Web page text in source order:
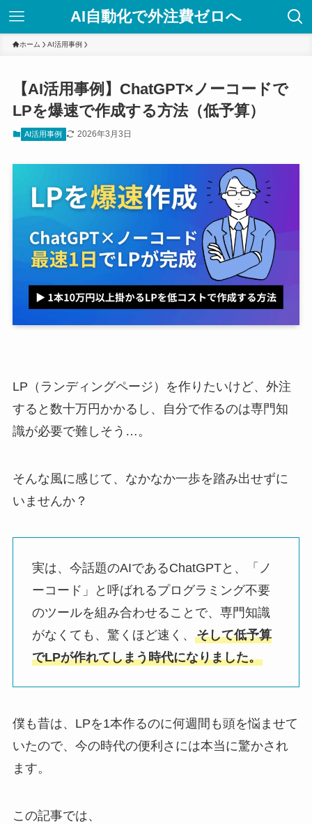
AI自動化で外注費ゼロへ
ホーム AI活用事例
【AI活用事例】ChatGPT×ノーコードで
LPを爆速で作成する方法（低予算）
AI活用事例 2026年3月3日
LP（ランディングページ）を作りたいけど、外注
すると数十万円かかるし、自分で作るのは専門知
識が必要で難しそう…。
そんな風に感じて、なかなか一歩を踏み出せずに
いませんか？
実は、今話題のAIであるChatGPTと、「ノ
ーコード」と呼ばれるプログラミング不要
のツールを組み合わせることで、専門知識
がなくても、驚くほど速く、 そして低予算
でLPが作れてしまう時代になりました。
僕も昔は、LPを1本作るのに何週間も頭を悩ませて
いたので、今の時代の便利さには本当に驚かされ
ます。
この記事では、